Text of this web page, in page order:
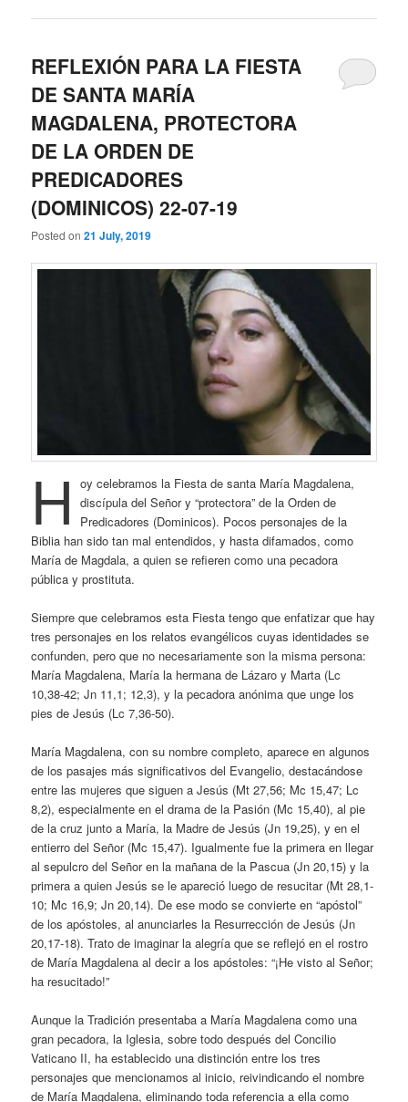
REFLEXIÓN PARA LA FIESTA
DE SANTA MARÍA
MAGDALENA, PROTECTORA
DE LA ORDEN DE
PREDICADORES
(DOMINICOS) 22-07-19
Posted on21 July, 2019
H
oy celebramos la Fiesta de santa María Magdalena,
discípula del Señor y “protectora” de la Orden de
Predicadores (Dominicos). Pocos personajes de la
Biblia han sido tan mal entendidos, y hasta difamados, como
María de Magdala, a quien se refieren como una pecadora
pública y prostituta.
Siempre que celebramos esta Fiesta tengo que enfatizar que hay
tres personajes en los relatos evangélicos cuyas identidades se
confunden, pero que no necesariamente son la misma persona:
María Magdalena, María la hermana de Lázaro y Marta (Lc
10,38-42; Jn 11,1; 12,3), y la pecadora anónima que unge los
pies de Jesús (Lc 7,36-50).
María Magdalena, con su nombre completo, aparece en algunos
de los pasajes más significativos del Evangelio, destacándose
entre las mujeres que siguen a Jesús (Mt 27,56; Mc 15,47; Lc
8,2), especialmente en el drama de la Pasión (Mc 15,40), al pie
de la cruz junto a María, la Madre de Jesús (Jn 19,25), y en el
entierro del Señor (Mc 15,47). Igualmente fue la primera en llegar
al sepulcro del Señor en la mañana de la Pascua (Jn 20,15) y la
primera a quien Jesús se le apareció luego de resucitar (Mt 28,1-
10; Mc 16,9; Jn 20,14). De ese modo se convierte en “apóstol”
de los apóstoles, al anunciarles la Resurrección de Jesús (Jn
20,17-18). Trato de imaginar la alegría que se reflejó en el rostro
de María Magdalena al decir a los apóstoles: “¡He visto al Señor;
ha resucitado!”
Aunque la Tradición presentaba a María Magdalena como una
gran pecadora, la Iglesia, sobre todo después del Concilio
Vaticano II, ha establecido una distinción entre los tres
personajes que mencionamos al inicio, reivindicando el nombre
de María Magdalena, eliminando toda referencia a ella como